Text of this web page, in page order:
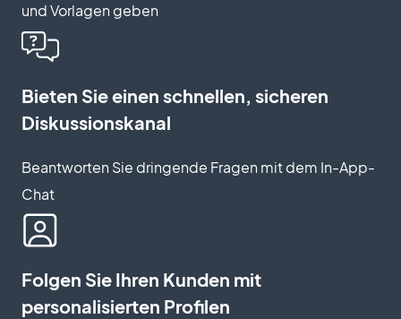
und Vorlagen geben
Bieten Sie einen schnellen, sicheren
Diskussionskanal
Beantworten Sie dringende Fragen mit dem In-App-
Chat
Folgen Sie Ihren Kunden mit
personalisierten Profilen